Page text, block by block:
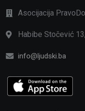
Asocijacija
Habibe Stočević
info@ljudski.ba